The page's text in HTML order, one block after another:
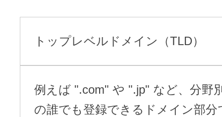
トップレベルドメイン（TLD）
例えば ".com" や ".jp" など、分野
の誰でも登録できるドメイン部分